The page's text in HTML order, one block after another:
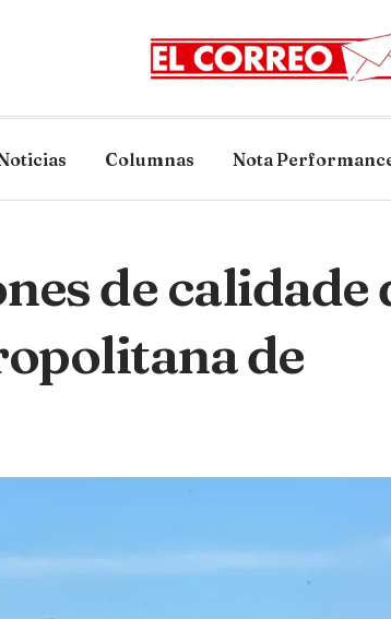
Columnas Nota
de calidade
de